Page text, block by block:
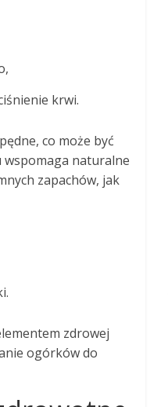
krwi.
co może być
wspomaga naturalne
zapachów, jak
zdrowej
ogórków do